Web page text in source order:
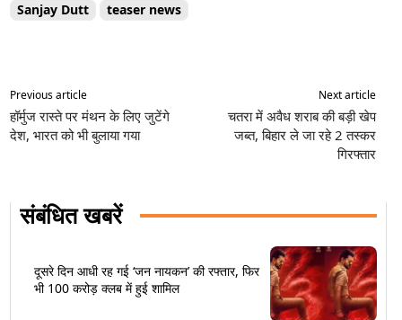
Sanjay Dutt
teaser news
Previous article
हॉर्मुज रास्ते पर मंथन के लिए जुटेंगे
देश, भारत को भी बुलाया गया
Next article
चतरा में अवैध शराब की बड़ी खेप
जब्त, बिहार ले जा रहे 2 तस्कर
गिरफ्तार
संबंधित खबरें
दूसरे दिन आधी रह गई ‘जन नायकन’ की रफ्तार, फिर
भी 100 करोड़ क्लब में हुई शामिल